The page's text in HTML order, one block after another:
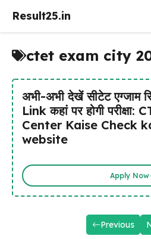
Result25.in
ctet exam city
अभी-अभी देखें सीटेट एग्जाम
Link कहां पर होगी
Center Kaise Check
website
Apply Now
Previous